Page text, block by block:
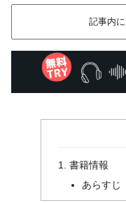
記事内
書籍情報
あらすじ